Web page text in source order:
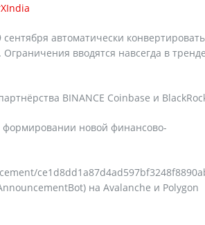
автоматически конвертировать
Ограничения вводятся навсегда в
BINANCE Coinbase и
формировании новой финансово-
на Avalanche и Polygon